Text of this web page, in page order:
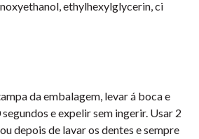
ethylhexylglycerin, ci
da embalagem, levar á boca e
e expelir sem ingerir. Usar 2
depois de lavar os dentes e sempre